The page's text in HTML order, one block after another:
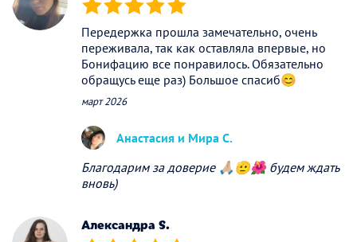
(*) (*) (*) (*) (*)
Передержка прошла замечательно, очень
переживала, так как оставляла впервые, но
Бонифацию все понравилось. Обязательно
обращусь еще раз) Большое спасиб😊
март 2026
Анастасия и Мира С.
Благодарим за доверие 🙏🏼🫡🌺 будем ждать
вновь)
Александра S.